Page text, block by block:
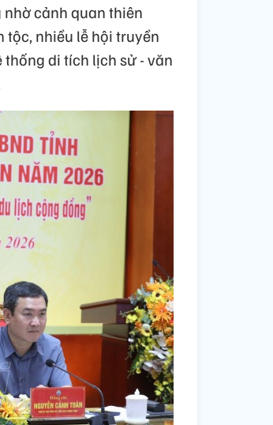
cảnh quan thiên
tộc, nhiều lễ hội truyền
di tích lịch sử - văn